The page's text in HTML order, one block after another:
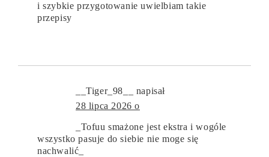
i szybkie przygotowanie uwielbiam takie
przepisy
__Tiger_98__
napisał
28 lipca 2026 o
_Tofuu smażone jest ekstra i wogóle
wszystko pasuje do siebie nie moge się
nachwalić_